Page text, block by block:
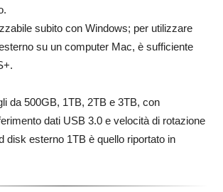
subito con Windows; per utilizzare
su un computer Mac, è sufficiente
da 500GB, 1TB, 2TB e 3TB, con
dati USB 3.0 e velocità di rotazione
disk esterno 1TB è quello riportato in